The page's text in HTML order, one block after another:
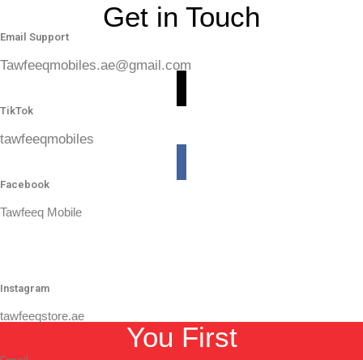
Get in Touch
Email Support
Tawfeeqmobiles.ae@gmail.com
TikTok
tawfeeqmobiles
Facebook
Tawfeeq Mobile
Instagram
tawfeeqstore.ae
You First